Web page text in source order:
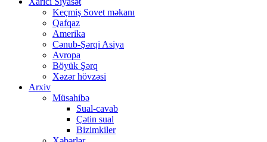
Keçmiş Sovet məkanı
Qafqaz
Amerika
Cənub-Şərqi Asiya
Avropa
Böyük Şərq
Xəzər hövzəsi
Arxiv
Müsahibə
Sual-cavab
Çətin sual
Bizimkiler